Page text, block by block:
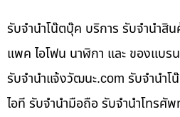
รับจำนำโน๊ตบุ๊ค บริการ รับจำนำสิ
แพค ไอโฟน นาฬิกา และ ของแบร
รับจํานําแจ้งวัฒนะ.com รับจำนำโ
ไอที รับจำนำมือถือ รับจำนำโทรศั